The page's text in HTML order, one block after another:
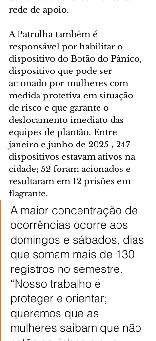
rede de apoio.
A Patrulha também é
responsável por habilitar o
dispositivo do Botão do Pânico,
dispositivo que pode ser
acionado por mulheres com
medida protetiva em situação
de risco e que garante o
deslocamento imediato das
equipes de plantão. Entre
janeiro e junho de 2025 , 247
dispositivos estavam ativos na
cidade; 52 foram acionados e
resultaram em 12 prisões em
flagrante.
A maior concentração de
ocorrências ocorre aos
domingos e sábados, dias
que somam mais de 130
registros no semestre.
“Nosso trabalho é
proteger e orientar;
queremos que as
mulheres saibam que não